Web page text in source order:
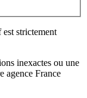
strictement
inexactes ou une
agence France